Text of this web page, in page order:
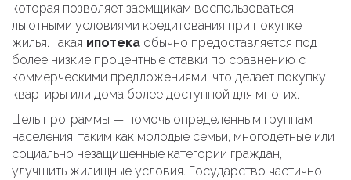
которая позволяет заемщикам воспользоваться
льготными условиями кредитования при покупке
жилья. Такая ипотека обычно предоставляется под
более низкие процентные ставки по сравнению с
коммерческими предложениями, что делает покупку
квартиры или дома более доступной для многих.
Цель программы — помочь определенным группам
населения, таким как молодые семьи, многодетные или
социально незащищенные категории граждан,
улучшить жилищные условия. Государство частично